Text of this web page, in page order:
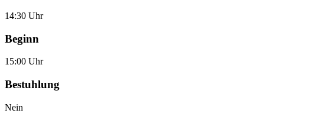
14:30 Uhr
Beginn
15:00 Uhr
Bestuhlung
Nein